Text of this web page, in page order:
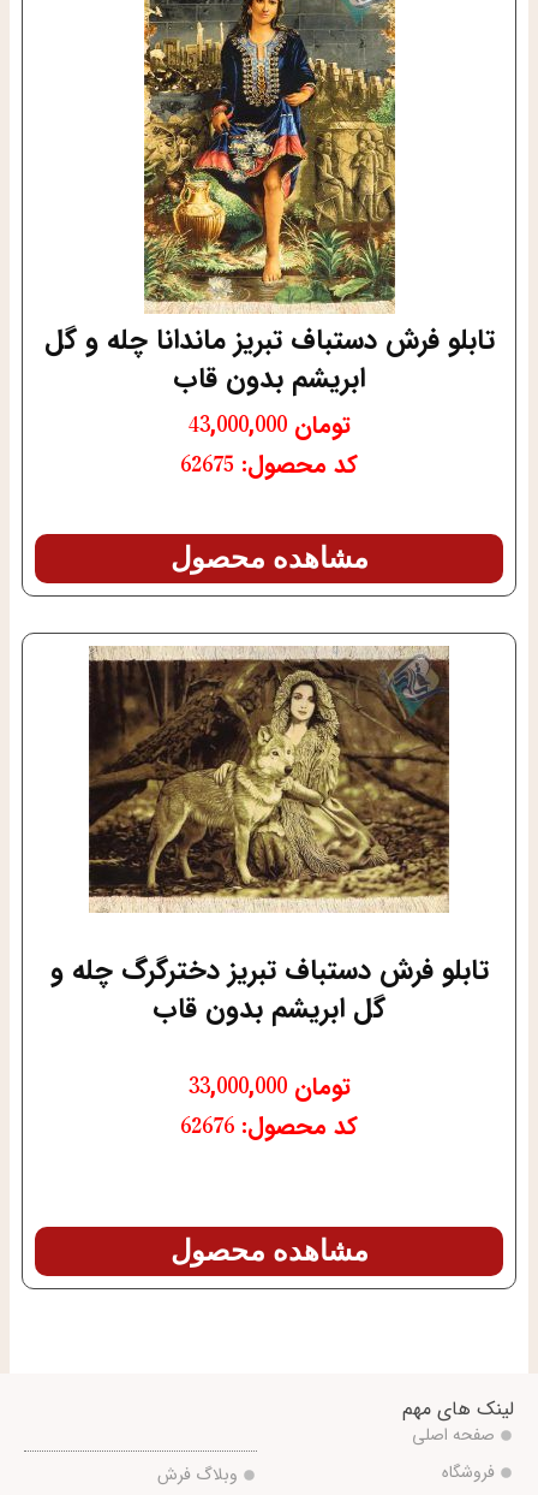
تابلو فرش دستباف تبریز ماندانا چله و گل
ابریشم بدون قاب
تومان 43,000,000
کد محصول: 62675
مشاهده محصول
تابلو فرش دستباف تبریز دخترگرگ چله و
گل ابریشم بدون قاب
تومان 33,000,000
کد محصول: 62676
مشاهده محصول
لینک های مهم
صفحه اصلی
فروشگاه
وبلاگ فرش